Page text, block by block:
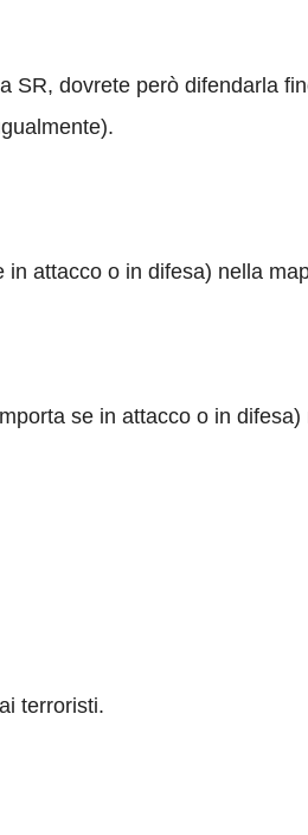
SR, dovrete però difendarla
in attacco o in difesa) nella
se in attacco o in difesa)
terroristi.